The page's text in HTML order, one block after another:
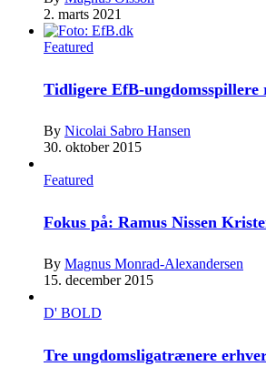
2. marts 2021
Featured
Tidligere EfB-
By Nicolai Sabro Hansen
30. oktober 2015
Featured
Fokus på: Ramus Nissen
By Magnus Monrad-Alexandersen
15. december 2015
D' BOLD
Tre ungdomsligatrænere